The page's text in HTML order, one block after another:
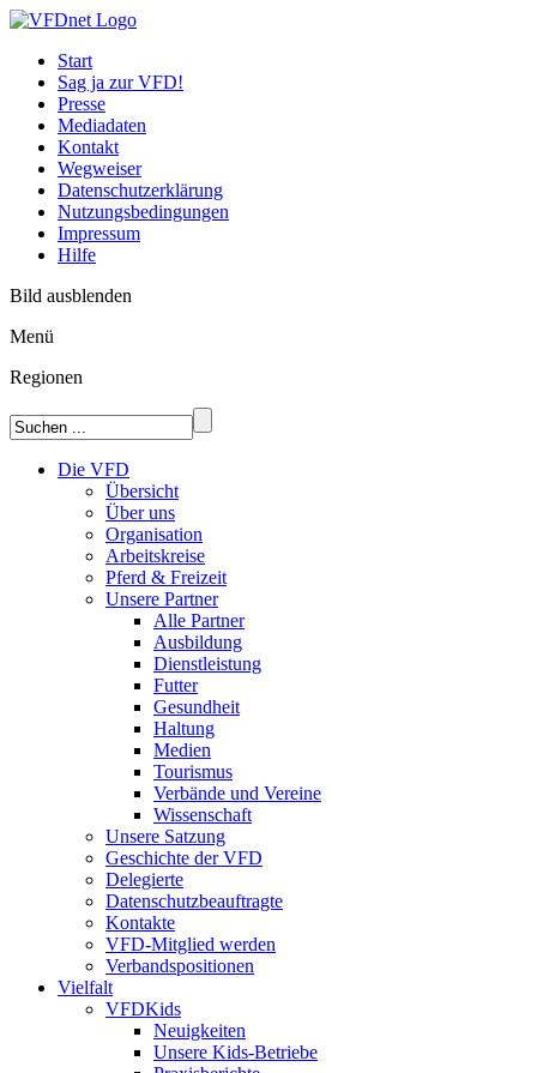
Start
Sag ja zur VFD!
Presse
Mediadaten
Kontakt
Wegweiser
Datenschutzerklärung
Nutzungsbedingungen
Impressum
Hilfe
Bild ausblenden
Menü
Regionen
Die VFD
Übersicht
Über uns
Organisation
Arbeitskreise
Pferd & Freizeit
Unsere Partner
Alle Partner
Ausbildung
Dienstleistung
Futter
Gesundheit
Haltung
Medien
Tourismus
Verbände und Vereine
Wissenschaft
Unsere Satzung
Geschichte der VFD
Delegierte
Datenschutzbeauftragte
Kontakte
VFD-Mitglied werden
Verbandspositionen
Vielfalt
VFDKids
Neuigkeiten
Unsere Kids-Betriebe